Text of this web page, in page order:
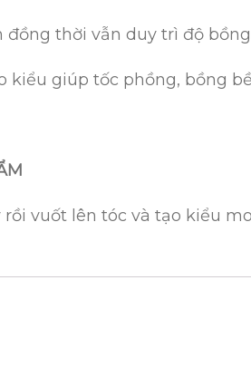
đồng thời vẫn duy trì độ
kiểu giúp tốc phồng, bồng
vuốt lên tóc và tạo kiểu